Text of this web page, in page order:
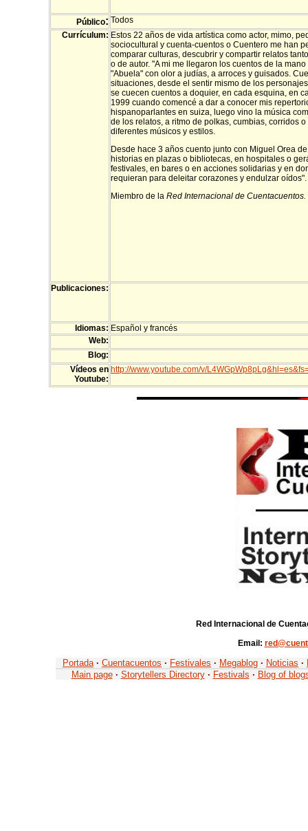
Público: Todos
Currículum: Estos 22 años de vida artística como actor, mimo,
sociocultural y cuenta-cuentos o Cuentero me han
comparar culturas, descubrir y compartir relatos
o de autor. "A mi me llegaron los cuentos de la
"Abuela" con olor a judías, a arroces y guisados.
situaciones, desde el sentir mismo de los
se cuecen cuentos a doquier, en cada esquina, en
1999 cuando comencé a dar a conocer mis
hispanoparlantes en suiza, luego vino la música
de los relatos, a ritmo de polkas, cumbias, corridos
diferentes músicos y estilos.
Desde hace 3 años cuento junto con Miguel Orea
historias en plazas o bibliotecas, en hospitales o
festivales, en bares o en acciones solidarias y en
requieran para deleitar corazones y endulzar oídos".
Miembro de la Red Internacional de Cuentacuentos.
Publicaciones:
Idiomas: Español y francés
Web:
Blog:
Vídeos en
Youtube:
http://www.youtube.com/v/
Red Internacional de
Email:
Portada · Cuentacuentos · Festivales · Megablog · Noticias ·
Main page · Storytellers Directory · Festivals · Blog of